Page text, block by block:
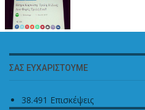
ΣΑΣ ΕΥΧΑΡΙΣΤΟΎΜΕ
38.491 Επισκέψεις